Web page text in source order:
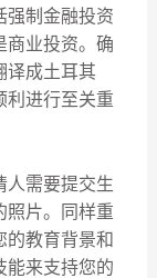
强制金融投资
业投资。确
译成土耳其
利进行至关重
人需要提交生
照片。同样重
的教育背景和
能来支持您的